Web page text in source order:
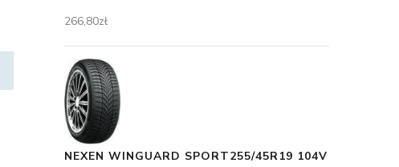
266,80zł
NEXEN WINGUARD SPORT255/45R19 104V